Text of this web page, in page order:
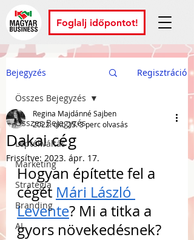
Foglalj időpontot!
Bejegyzés Regisztráció
Összes Bejegyzés
Léptékváltás
Marketing
Stratégia
Branding
AI
Összes Bejegyzés
Dakai cég
Regina Majdánné Sajben
2022. okt. 25.3 perc olvasás
Frissítve: 2023. ápr. 17.
Hogyan építette fel a
cégét Mári László
Levente? Mi a titka a
gyors növekedésnek?